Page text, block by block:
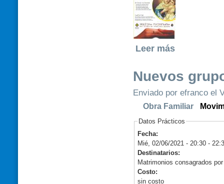
Leer más
Nuevos
Enviado por efranco el
Obra Familiar
Datos Prácticos
Fecha:
Mié, 02/06/2021 -20:30 -
Destinatarios:
Matrimonios consagrados
Costo:
sin costo